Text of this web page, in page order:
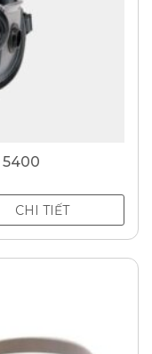
5400
CHI TIẾT